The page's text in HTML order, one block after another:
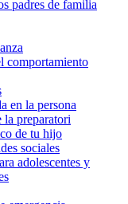
padres de familia
comportamiento
en la persona
la preparatori
de tu hijo
sociales
adolescentes y